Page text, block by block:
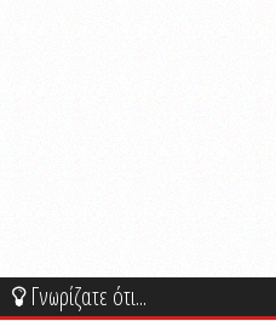
Γνωρίζατε ότι...